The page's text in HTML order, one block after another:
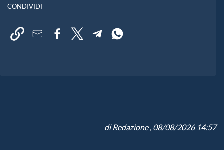
CONDIVIDI
diRedazione, 08/08/2026 14:57